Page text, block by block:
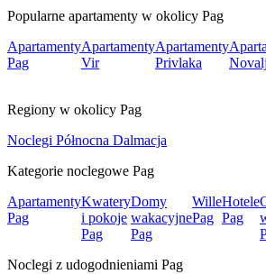
Popularne apartamenty w okolicy Pag
Apartamenty
Pag
Apartamenty
Vir
Apartamenty
Privlaka
Regiony w okolicy Pag
Noclegi Północna Dalmacja
Kategorie noclegowe Pag
Apartamenty
Pag
Kwatery
i pokoje
Pag
Domy
wakacyjne
Pag
Wille
Pag
Hotele
Pag
Noclegi z udogodnieniami Pag